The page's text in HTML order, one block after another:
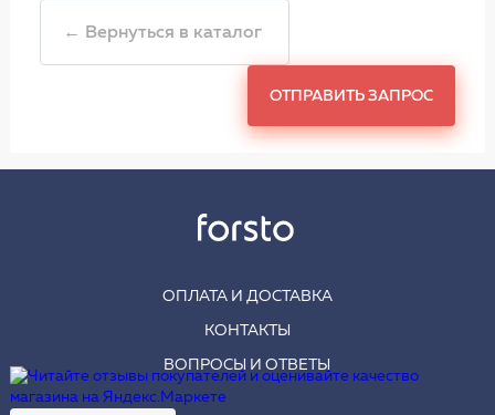
← Вернуться в каталог
ОТПРАВИТЬ ЗАПРОС
ОПЛАТА И ДОСТАВКА
КОНТАКТЫ
ВОПРОСЫ И ОТВЕТЫ